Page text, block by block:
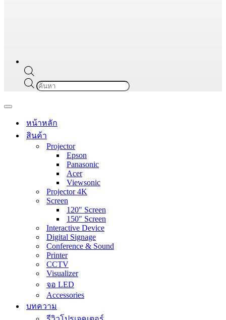
Products
search
Navigation
หน้าหลัก
สินค้า
Projector
Epson
Panasonic
Acer
Viewsonic
Projector 4K
Screen
120″ Screen
150″ Screen
Interactive Device
Digital Signage
Conference & Sound
Printer
CCTV
Visualizer
จอ LED
Accessories
บทความ